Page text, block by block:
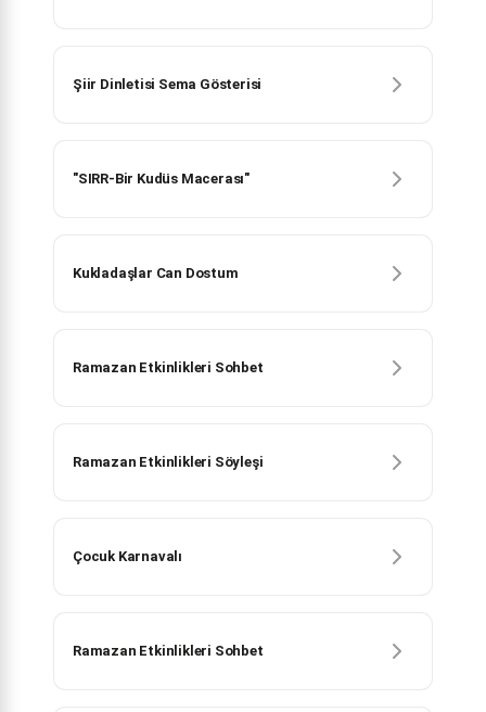
Şiir Dinletisi Sema Gösterisi
"SIRR-Bir Kudüs Macerası"
Kukladaşlar Can Dostum
Ramazan Etkinlikleri Sohbet
Ramazan Etkinlikleri Söyleşi
Çocuk Karnavalı
Ramazan Etkinlikleri Sohbet